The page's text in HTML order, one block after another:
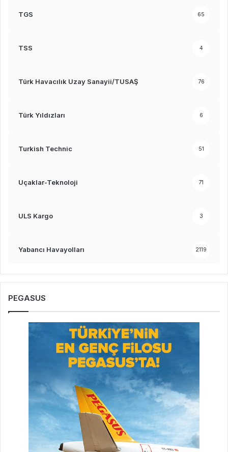
TGS 65
TSS 4
Türk Havacılık Uzay Sanayii/TUSAŞ 76
Türk Yıldızları 6
Turkish Technic 51
Uçaklar-Teknoloji 71
ULS Kargo 3
Yabancı Havayolları 2119
PEGASUS